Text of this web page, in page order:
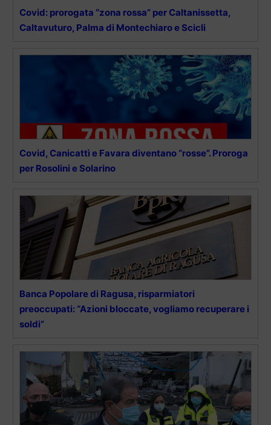
Covid: prorogata “zona rossa” per Caltanissetta,
Caltavuturo, Palma di Montechiaro e Scicli
Covid, Canicattì e Favara diventano “rosse”. Proroga
per Rosolini e Solarino
Banca Popolare di Ragusa, risparmiatori
preoccupati: “Azioni bloccate, vogliamo recuperare i
soldi”